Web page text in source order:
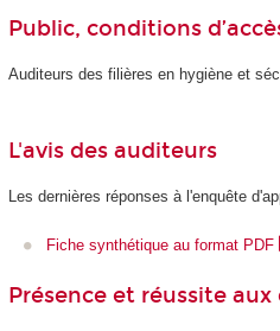
Public, conditions
Auditeurs des filières en hygiène et
L'avis des auditeurs
Les dernières réponses à l'enquête
Fiche synthétique au format PDF
Présence et réussite aux